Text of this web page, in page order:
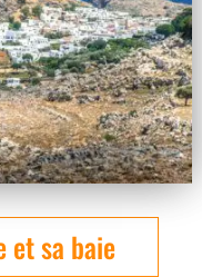
et sa baie